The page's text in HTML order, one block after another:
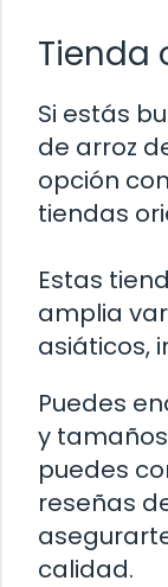
Tienda
Si estás
de arroz
opción
tiendas
Estas
amplia
asiáticos,
Puedes
y
puedes
reseñas
calidad.